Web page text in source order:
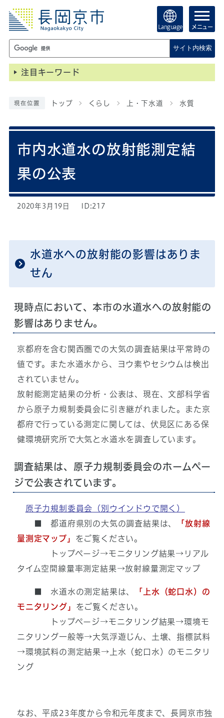
Language メニュー
サイト内検索
注目キーワード
現在位置 トップ くらし 上・下水道 水質
市内水道水の放射能測定結
果の公表
2020年3月19日 ID:217
水道水への放射能の影響はありま
せん
現時点において、本市の水道水への放射能の
影響はありません。
京都府を含む関西圏での大気の調査結果は平常時の
値です。また水道水から、ヨウ素やセシウムは検出
されていません。
放射能測定結果の分析・公表は、現在、文部科学省
から原子力規制委員会に引き継がれました。また京
都府で行っている測定に関しては、伏見区にある保
健環境研究所で大気と水道水を調査しています。
調査結果は、原子力規制委員会のホームペー
ジで公表されています。
原子力規制委員会 （別ウインドウで開く）
■ 都道府県別の大気の調査結果は、
「放射線
量測定マップ」 をご覧ください。
トップページ→モニタリング結果→リアル
タイム空間線量率測定結果→放射線量測定マップ
■ 水道水の測定結果は、
「上水（蛇口水）の
モニタリング」 をご覧ください。
トップページ→モニタリング結果→環境モ
ニタリング一般等→大気浮遊じん、土壌、指標試料
→環境試料の測定結果→上水（蛇口水）のモニタリ
ング
なお、平成23年度から令和元年度まで、長岡京市独